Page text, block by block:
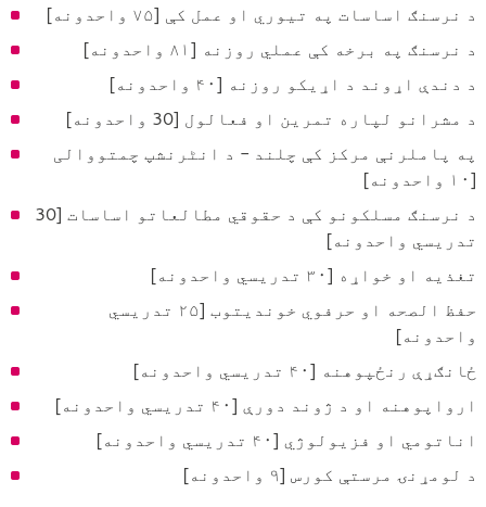
د نرسنګ اساسات په تیوري او عمل کې [۷۵ واحدونه]
د نرسنګ په برخه کې عملي روزنه [۸۱ واحدونه]
د دندې اړوند د اړیکو روزنه [۴۰ واحدونه]
د مشرانو لپاره تمرین او فعالول [30 واحدونه]
په پاملرنې مرکز کې چلند - د انٹرنشپ چمتووالی
[۱۰ واحدونه]
د نرسنګ مسلکونو کې د حقوقي مطالعاتو اساسات [30
تدریسي واحدونه]
تغذیه او خواړه [۳۰ تدریسي واحدونه]
حفظ الصحه او حرفوي خوندیتوب [۲۵ تدریسي
واحدونه]
ځانګړې رنځپوهنه [۴۰ تدریسي واحدونه]
ارواپوهنه او د ژوند دورې [۴۰ تدریسي واحدونه]
اناتومي او فزیولوژي [۴۰ تدریسي واحدونه]
د لومړنۍ مرستې کورس [۹ واحدونه]